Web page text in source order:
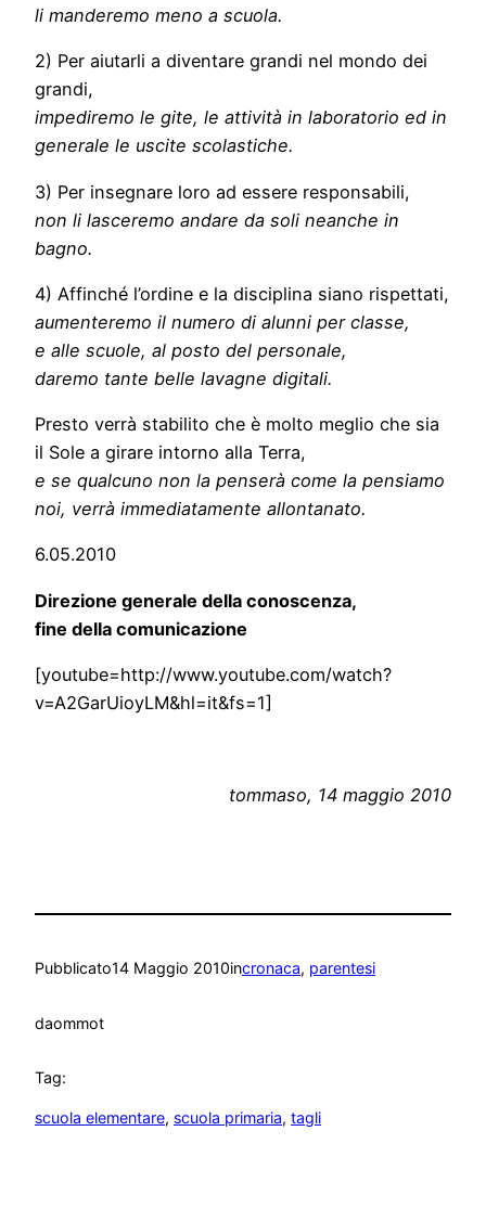
li manderemo meno a scuola.
2) Per aiutarli a diventare grandi nel mondo dei
grandi,
impediremo le gite, le attività in laboratorio ed in
generale le uscite scolastiche.
3) Per insegnare loro ad essere responsabili,
non li lasceremo andare da soli neanche in
bagno.
4) Affinché l’ordine e la disciplina siano rispettati,
aumenteremo il numero di alunni per classe,
e alle scuole, al posto del personale,
daremo tante belle lavagne digitali.
Presto verrà stabilito che è molto meglio che sia
il Sole a girare intorno alla Terra,
e se qualcuno non la penserà come la pensiamo
noi, verrà immediatamente allontanato.
6.05.2010
Direzione generale della conoscenza,
fine della comunicazione
[youtube=http://www.youtube.com/watch?
v=A2GarUioyLM&hl=it&fs=1]
tommaso, 14 maggio 2010
Pubblicato14 Maggio 2010incronaca, parentesi
daommot
Tag:
scuola elementare, scuola primaria, tagli